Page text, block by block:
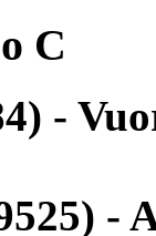
C
-
-